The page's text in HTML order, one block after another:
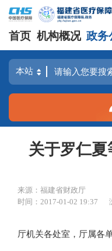
首页 机构概况 政务
关于罗仁
来源：福建省财政厅
时间：2017-01-02 19:37
厅机关各处室，厅属各